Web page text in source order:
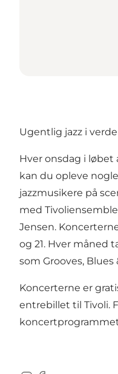
Ugentlig jazz i
Hver onsdag i løbet
kan du opleve
jazzmusikere på
med
Jensen.
og 21. Hver måned
som Grooves, Blues
Koncerterne er
entrebillet til Tivoli.